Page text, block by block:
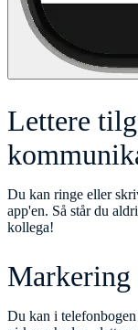
Lettere
Du kan ringe eller
app'en. Så står du
kollega!
Markering
Du kan i